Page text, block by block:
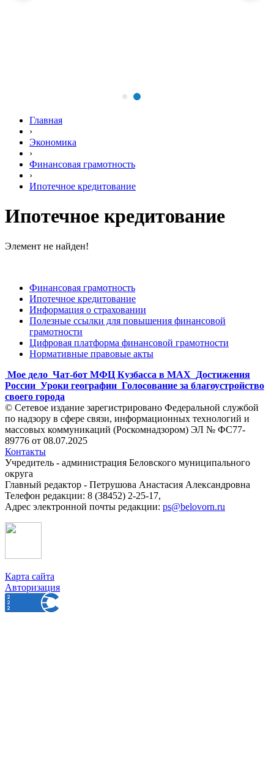
Главная
›
Экономика
›
Финансовая грамотность
›
Ипотечное кредитование
Ипотечное кредитование
Элемент не найден!
Финансовая грамотность
Ипотечное кредитование
Информация о страховании
Полезные ссылки для повышения финансовой
грамотности
Цифровая платформа финансовой грамотности
Нормативные правовые акты
Мое дело Чат-бот МФЦ Кузбасса в MAX
Достижения
России Уроки географии Голосование за благоустройство
своего города
© Сетевое издание зарегистрировано Федеральной службой
по надзору в сфере связи, информационных технологий и
массовых коммуникаций (Роскомнадзором) ЭЛ № ФС77-
89776 от 08.07.2025
Контакты
Учредитель - администрация Беловского муниципального
округа
Главный редактор - Петрушова Анастасия Александровна
Телефон редакции: 8 (38452) 2-25-17,
Адрес электронной почты редакции: ps@belovorn.ru
Карта сайта
Авторизация